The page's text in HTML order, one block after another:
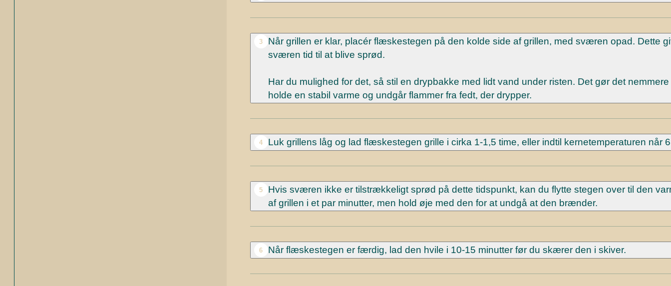
3
Når grillen er klar, placér flæskestegen på den kolde side af grillen, med sværen opad. Dette
sværen tid til at blive sprød.
Har du mulighed for det, så stil en drypbakke med lidt vand under risten. Det gør det nemmere
holde en stabil varme og undgår flammer fra fedt, der drypper.
4 Luk grillens låg og lad flæskestegen grille i cirka 1-1,5 time, eller indtil kernetemperaturen når
5
Hvis sværen ikke er tilstrækkeligt sprød på dette tidspunkt, kan du flytte stegen over til den
af grillen i et par minutter, men hold øje med den for at undgå at den brænder.
6 Når flæskestegen er færdig, lad den hvile i 10-15 minutter før du skærer den i skiver.